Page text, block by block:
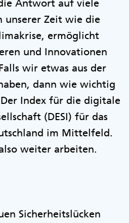
Antwort auf viele
unserer Zeit wie die
ermöglicht
und Innovationen
wir etwas aus der
dann wie wichtig
Index für die digitale
(DESI) für das
im Mittelfeld.
weiter arbeiten.
Sicherheitslücken